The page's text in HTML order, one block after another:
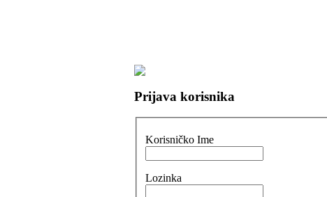
Prijava korisnika
Korisničko Ime
Lozinka